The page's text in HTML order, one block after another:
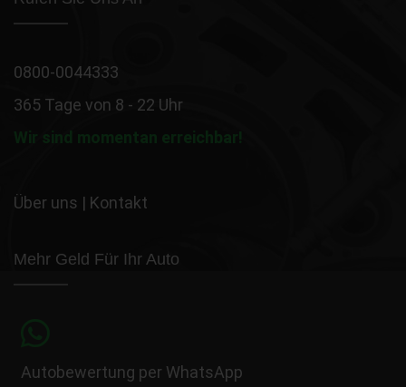
0800-0044333
365 Tage von 8 - 22 Uhr
Wir sind momentan erreichbar!
Über uns | Kontakt
Mehr Geld Für Ihr Auto
Autobewertung per WhatsApp